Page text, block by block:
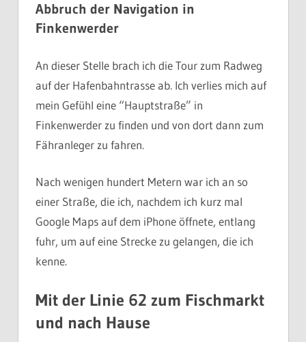
Abbruch der Navigation in
Finkenwerder
An dieser Stelle brach ich die Tour zum Radweg
auf der Hafenbahntrasse ab. Ich verlies mich auf
mein Gefühl eine “Hauptstraße” in
Finkenwerder zu finden und von dort dann zum
Fähranleger zu fahren.
Nach wenigen hundert Metern war ich an so
einer Straße, die ich, nachdem ich kurz mal
Google Maps auf dem iPhone öffnete, entlang
fuhr, um auf eine Strecke zu gelangen, die ich
kenne.
Mit der Linie 62 zum Fischmarkt
und nach Hause